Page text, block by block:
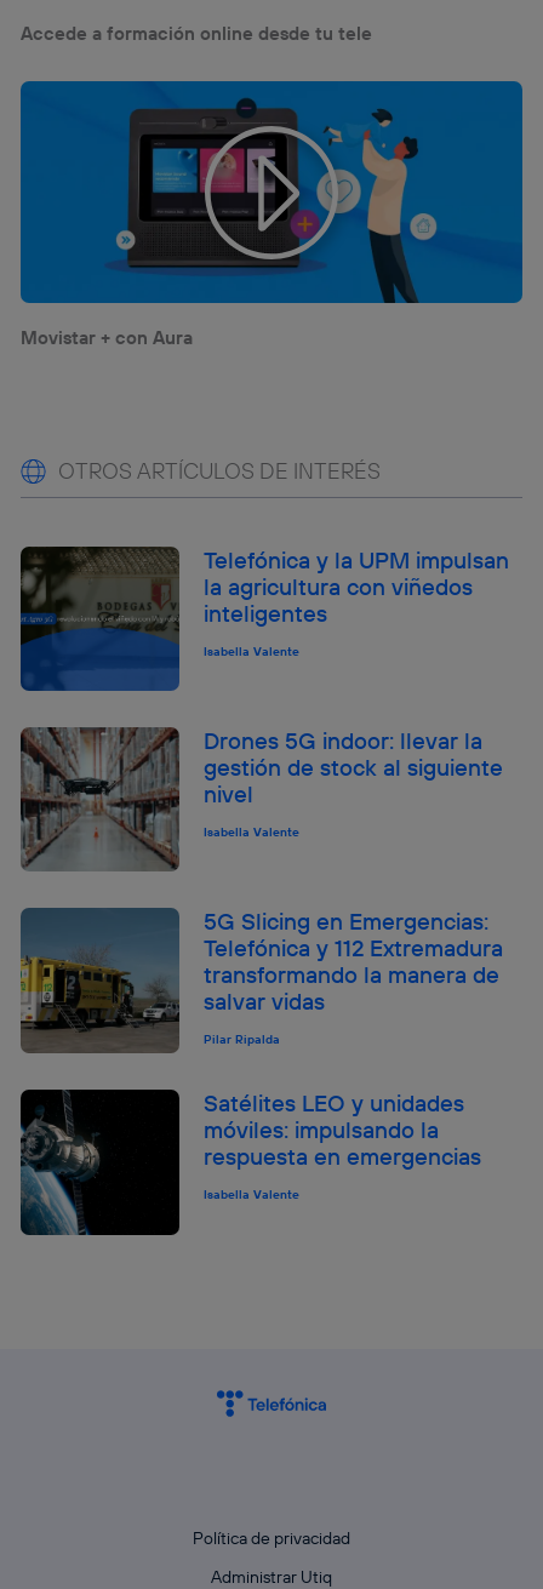
Accede a formación online desde tu tele
Movistar + con Aura
OTROS ARTÍCULOS DE INTERÉS
Telefónica y la UPM impulsan
la agricultura con viñedos
inteligentes
Isabella Valente
Drones 5G indoor: llevar la
gestión de stock al siguiente
nivel
Isabella Valente
5G Slicing en Emergencias:
Telefónica y 112 Extremadura
transformando la manera de
salvar vidas
Pilar Ripalda
Satélites LEO y unidades
móviles: impulsando la
respuesta en emergencias
Isabella Valente
Política de privacidad
Administrar Utiq